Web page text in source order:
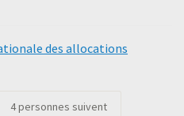
des allocations
4personnes suivent